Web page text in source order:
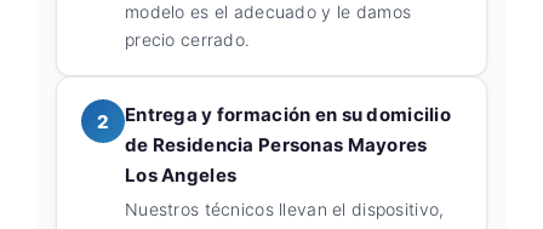
modelo es el adecuado y le damos
precio cerrado.
2
Entrega y formación en su domicilio
de Residencia Personas Mayores
Los Angeles
Nuestros técnicos llevan el dispositivo,